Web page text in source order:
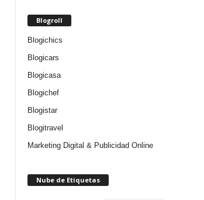
Blogroll
Blogichics
Blogicars
Blogicasa
Blogichef
Blogistar
Blogitravel
Marketing Digital & Publicidad Online
Nube de Etiquetas